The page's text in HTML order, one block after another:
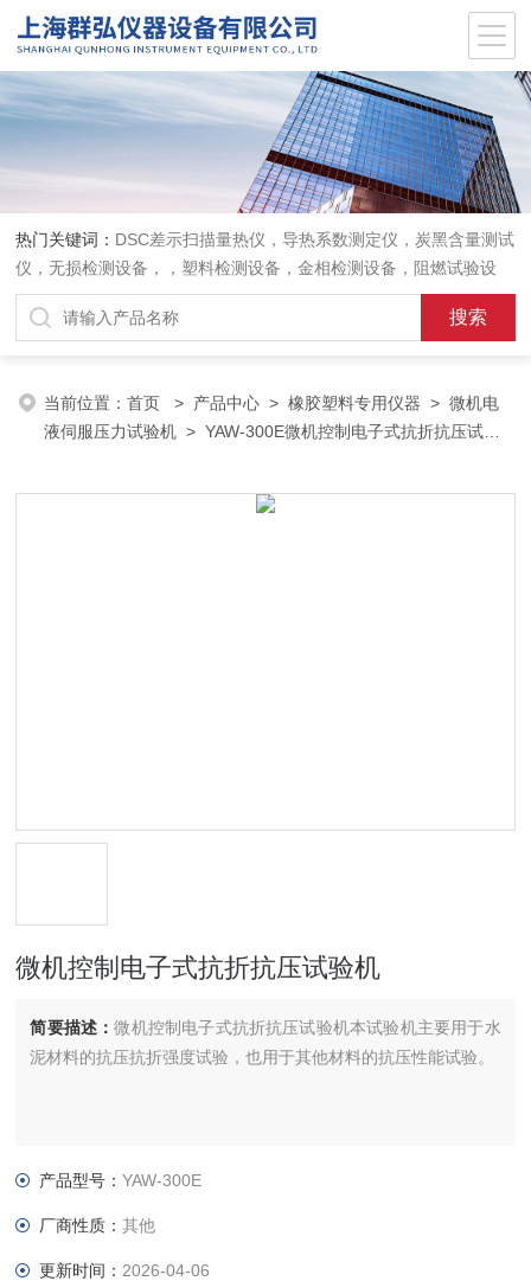
热门关键词： DSC差示扫描量热仪，导热系数测定仪，炭黑含量测试
仪，无损检测设备，，塑料检测设备，金相检测设备，阻燃试验设
备，耐环境老化设备，金属检测设备，量具量仪
当前位置：首页 > 产品中心 >橡胶塑料专用仪器 >微机电
液伺服压力试验机 > YAW-300E微机控制电子式抗折抗压试验
微机控制电子式抗折抗压试验机
简要描述：微机控制电子式抗折抗压试验机本试验机主要用于水
泥材料的抗压抗折强度试验，也用于其他材料的抗压性能试验。
产品型号：YAW-300E
厂商性质：其他
更新时间： 2026-04-06